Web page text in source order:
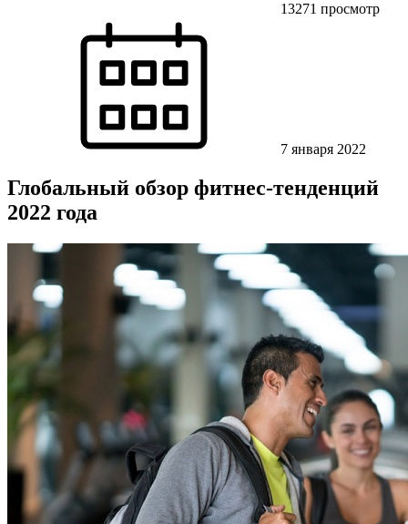
13271 просмотр
7 января 2022
Глобальный обзор фитнес-тенденций
2022 года